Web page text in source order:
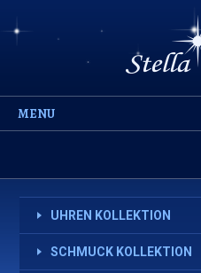
MENU
UHREN KOLLEKTION
SCHMUCK KOLLEKTION